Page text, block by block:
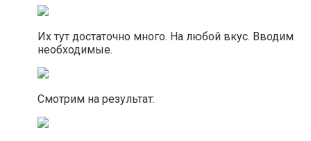
Их тут достаточно много. На любой вкус. Вводим
необходимые.
Смотрим на результат: